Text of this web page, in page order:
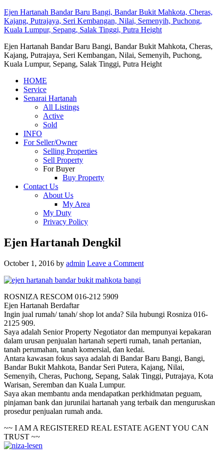
Ejen Hartanah Bandar Baru Bangi, Bandar Bukit Mahkota, Cheras,
Kajang, Putrajaya, Seri Kembangan, Nilai, Semenyih, Puchong,
Kuala Lumpur, Sepang, Salak Tinggi, Putra Height
Ejen Hartanah Bandar Baru Bangi, Bandar Bukit Mahkota, Cheras,
Kajang, Putrajaya, Seri Kembangan, Nilai, Semenyih, Puchong,
Kuala Lumpur, Sepang, Salak Tinggi, Putra Height
HOME
Service
Senarai Hartanah
All Listings
Active
Sold
INFO
For Seller/Owner
Selling Properties
Sell Property
For Buyer
Buy Property
Contact Us
About Us
My Area
My Duty
Privacy Policy
Ejen Hartanah Dengkil
October 1, 2016 by admin Leave a Comment
ROSNIZA RESCOM 016-212 5909
Ejen Hartanah Berdaftar
Ingin jual rumah/ tanah/ shop lot anda? Sila hubungi Rosniza 016-
2125 909.
Saya adalah Senior Property Negotiator dan mempunyai kepakaran
dalam urusan penjualan hartanah seperti rumah, tanah pertanian,
tanah perumahan, tanah komersial, dan kedai.
Antara kawasan fokus saya adalah di Bandar Baru Bangi, Bangi,
Bandar Bukit Mahkota, Bandar Seri Putera, Kajang, Nilai,
Semenyih, Cheras, Puchong, Sepang, Salak Tinggi, Putrajaya, Kota
Warisan, Seremban dan Kuala Lumpur.
Saya akan membantu anda mendapatkan perkhidmatan peguam,
pinjaman bank dan jurunilai hartanah yang terbaik dan menguruskan
prosedur penjualan rumah anda.
~~ I AM A REGISTERED REAL ESTATE AGENT YOU CAN
TRUST ~~